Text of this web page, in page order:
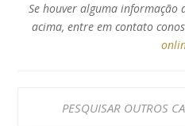
Se houver alguma informação
acima, entre em contato